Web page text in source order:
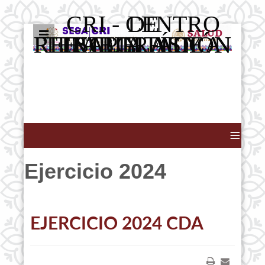
CRI - CENTRO DE
REHABILITACIÓN INTEGRAL Y ESCUELA DE TERAPIA FÍSICA Y REHABILITACIÓN
≡
Ejercicio 2024
EJERCICIO 2024 CDA